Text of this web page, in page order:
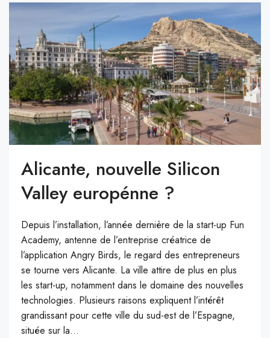
Alicante, nouvelle Silicon
Valley europénne ?
Depuis l’installation, l’année dernière de la start-up Fun
Academy, antenne de l’entreprise créatrice de
l’application Angry Birds, le regard des entrepreneurs
se tourne vers Alicante. La ville attire de plus en plus
les start-up, notamment dans le domaine des nouvelles
technologies. Plusieurs raisons expliquent l’intérêt
grandissant pour cette ville du sud-est de l’Espagne,
située sur la...